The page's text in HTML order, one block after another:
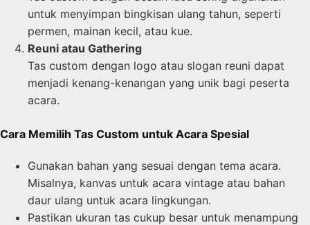
untuk menyimpan bingkisan ulang tahun, seperti
permen, mainan kecil, atau kue.
Reuni atau Gathering
Tas custom dengan logo atau slogan reuni dapat
menjadi kenang-kenangan yang unik bagi peserta
acara.
Cara Memilih Tas Custom untuk Acara Spesial
Gunakan bahan yang sesuai dengan tema acara.
Misalnya, kanvas untuk acara vintage atau bahan
daur ulang untuk acara lingkungan.
Pastikan ukuran tas cukup besar untuk menampung